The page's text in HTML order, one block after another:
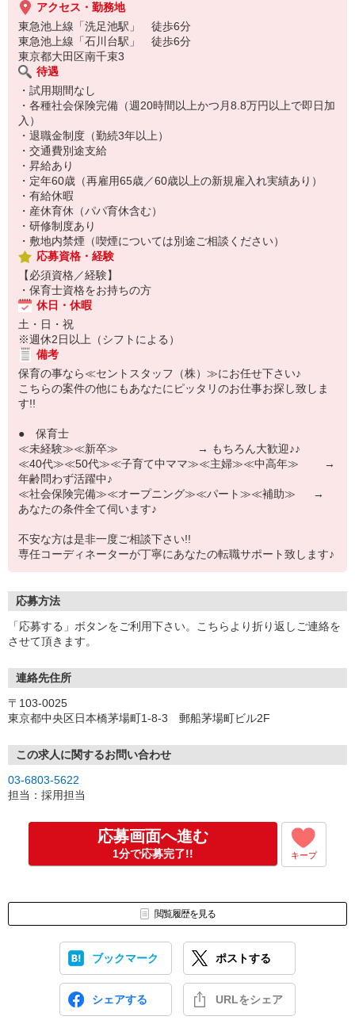
【おすすめポイント】
・最寄駅が2つあります。駅から徒歩6分の場所にあるので通勤に大
変便利な職場です。
・日中の固定時間での勤務なので、予定が立てやすくプライベート
と両立しやすい環境です。
・保育園は木の温もりが感じられる造りです。園庭もあり身体を思
い切り動かす活動をすることもできます。
・昇給制度があるので、モチベーションを維持して働ける環境で
す。
・福利厚生が充実しているので、安心して働ける環境です。
アクセス・勤務地
東急池上線「洗足池駅」 徒歩6分
東急池上線「石川台駅」 徒歩6分
東京都大田区南千束3
待遇
・試用期間なし
・各種社会保険完備（週20時間以上かつ月8.8万円以上で即日加
入）
・退職金制度（勤続3年以上）
・交通費別途支給
・昇給あり
・定年60歳（再雇用65歳／60歳以上の新規雇入れ実績あり）
・有給休暇
・産休育休（パパ育休含む）
・研修制度あり
・敷地内禁煙（喫煙については別途ご相談ください）
応募資格・経験
【必須資格／経験】
・保育士資格をお持ちの方
休日・休暇
土・日・祝
※週休2日以上（シフトによる）
備考
保育の事なら≪セントスタッフ（株）≫にお任せ下さい♪
こちらの案件の他にもあなたにピッタリのお仕事お探し致しま
す!!
● 保育士
≪未経験≫≪新卒≫ → もちろん大歓迎♪♪
≪40代≫≪50代≫≪子育て中ママ≫≪主婦≫≪中高年≫ →
年齢問わず活躍中♪
≪社会保険完備≫≪オープニング≫≪パート≫≪補助≫ →
あなたの条件全て伺います♪
不安な方は是非一度ご相談下さい!!
専任コーディネーターが丁寧にあなたの転職サポート致します♪
応募方法
「応募する」ボタンをご利用下さい。こちらより折り返しご連絡を
させて頂きます。
連絡先住所
〒103-0025
東京都中央区日本橋茅場町1-8-3 郵船茅場町ビル2F
この求人に関するお問い合わせ
03-6803-5622
担当：採用担当
応募画面へ進む
1分で応募完了!! キープ
閲覧履歴を見る
ブックマーク ポストする
シェアする URLをシェア